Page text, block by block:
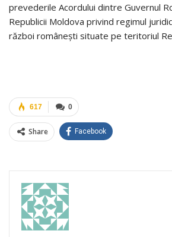
prevederile Acordului dintre Guvernul
Republicii Moldova privind regimul
război românești situate pe teritoriul
0
617
Share Facebook